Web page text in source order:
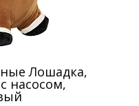
Лошадка,
насосом,